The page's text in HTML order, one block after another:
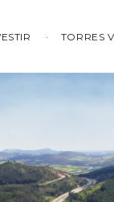
TORRES